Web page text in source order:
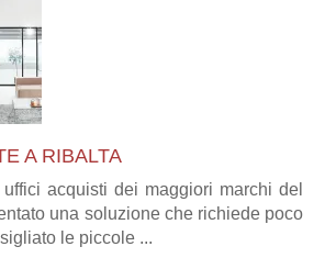
A RIBALTA
acquisti dei maggiori marchi del
una soluzione che richiede poco
le piccole ...